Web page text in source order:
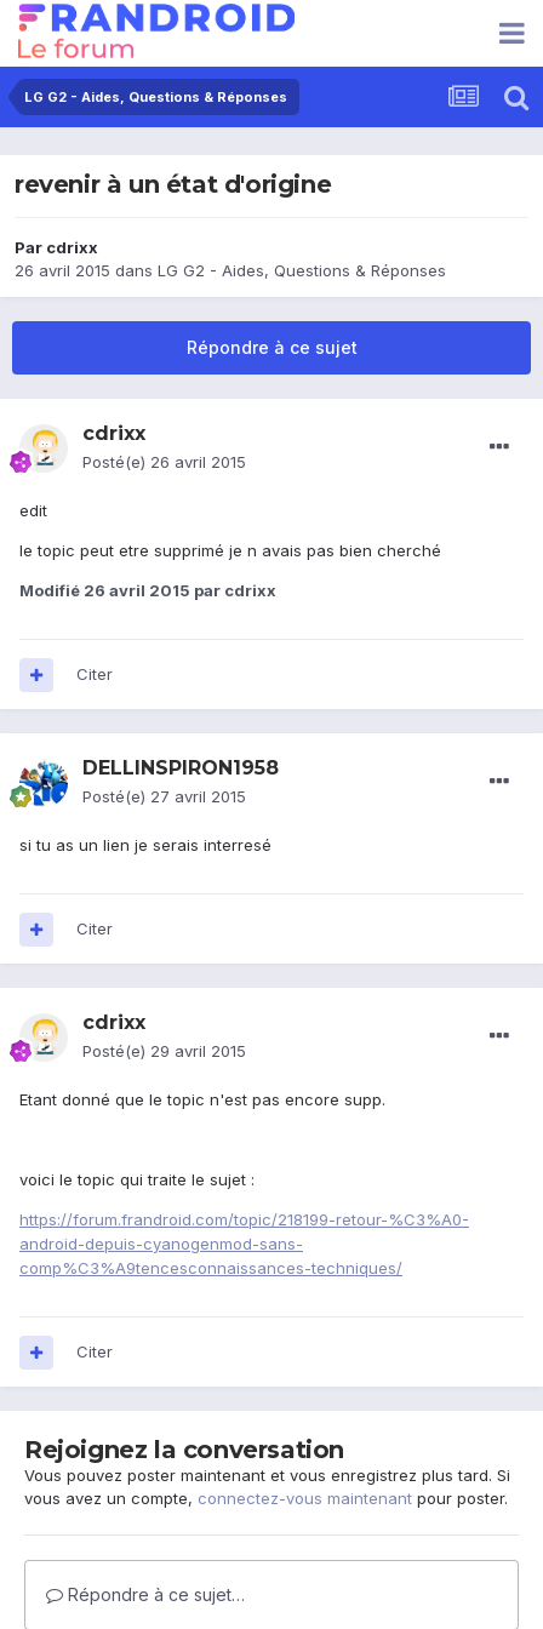
LG G2 - Aides, Questions & Réponses
revenir à un état d'origine
Par cdrixx
26 avril 2015 dans LG G2 - Aides, Questions & Réponses
Répondre à ce sujet
cdrixx
Posté(e) 26 avril 2015
edit
le topic peut etre supprimé je n avais pas bien cherché
Modifié 26 avril 2015 par cdrixx
Citer
DELLINSPIRON1958
Posté(e) 27 avril 2015
si tu as un lien je serais interresé
Citer
cdrixx
Posté(e) 29 avril 2015
Etant donné que le topic n'est pas encore supp.
voici le topic qui traite le sujet :
https://forum.frandroid.com/topic/218199-retour-%C3%A0-
android-depuis-cyanogenmod-sans-
comp%C3%A9tencesconnaissances-techniques/
Citer
Rejoignez la conversation
Vous pouvez poster maintenant et vous enregistrez plus tard. Si
vous avez un compte, connectez-vous maintenant pour poster.
Répondre à ce sujet…